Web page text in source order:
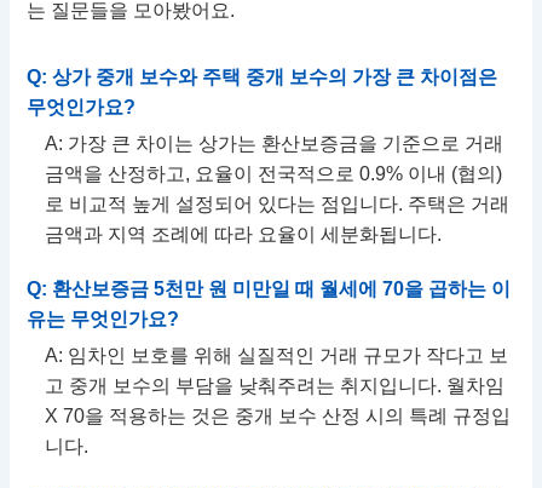
는 질문들을 모아봤어요.
Q: 상가 중개 보수와 주택 중개 보수의 가장 큰 차이점은
무엇인가요?
A: 가장 큰 차이는 상가는 환산보증금을 기준으로 거래
금액을 산정하고, 요율이 전국적으로 0.9% 이내 (협의)
로 비교적 높게 설정되어 있다는 점입니다. 주택은 거래
금액과 지역 조례에 따라 요율이 세분화됩니다.
Q: 환산보증금 5천만 원 미만일 때 월세에 70을 곱하는 이
유는 무엇인가요?
A: 임차인 보호를 위해 실질적인 거래 규모가 작다고 보
고 중개 보수의 부담을 낮춰주려는 취지입니다. 월차임
X 70을 적용하는 것은 중개 보수 산정 시의 특례 규정입
니다.